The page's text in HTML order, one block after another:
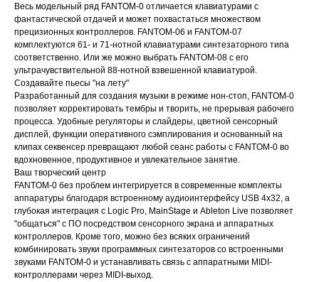
Весь модельный ряд FANTOM-0 отличается клавиатурами с
фантастической отдачей и может похвастаться множеством
прецизионных контроллеров. FANTOM-06 и FANTOM-07
комплектуются 61- и 71-нотной клавиатурами синтезаторного типа
соответственно. Или же можно выбрать FANTOM-08 с его
ультрачувствительной 88-нотной взвешенной клавиатурой.
Создавайте пьесы "на лету"
Разработанный для создания музыки в режиме нон-стоп, FANTOM-0
позволяет корректировать тембры и творить, не прерывая рабочего
процесса. Удобные регуляторы и слайдеры, цветной сенсорный
дисплей, функции оперативного сэмплирования и основанный на
клипах секвенсер превращают любой сеанс работы с FANTOM-0 во
вдохновенное, продуктивное и увлекательное занятие.
Ваш творческий центр
FANTOM-0 без проблем интегрируется в современные комплекты
аппаратуры благодаря встроенному аудиоинтерфейсу USB 4х32, а
глубокая интеграция с Logic Pro, MainStage и Ableton Live позволяет
"общаться" с ПО посредством сенсорного экрана и аппаратных
контроллеров. Кроме того, можно без всяких ограничений
комбинировать звуки программных синтезаторов со встроенными
звуками FANTOM-0 и устанавливать связь с аппаратными MIDI-
контроллерами через MIDI-выход.